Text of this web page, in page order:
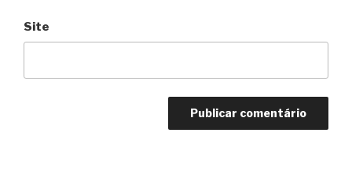
Site